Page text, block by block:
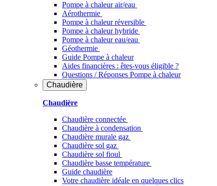
Pompe à chaleur air/eau
Aérothermie
Pompe à chaleur réversible
Pompe à chaleur hybride
Pompe à chaleur​ eau/eau
Géothermie
Guide Pompe à chaleur
Aides financières : êtes-vous éligible ?
Questions / Réponses Pompe à chaleur
Chaudière
Chaudière
Chaudière connectée
Chaudière à condensation
Chaudière murale gaz
Chaudière sol gaz
Chaudière sol fioul
Chaudière basse température
Guide chaudière
Votre chaudière idéale en quelques clics